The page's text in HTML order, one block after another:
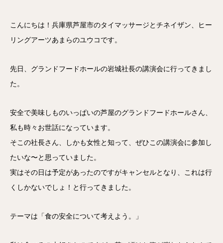
こんにちは！兵庫県芦屋市のタイマッサージとチネイザン、ヒー
リングアーツあまらのユウコです。
先日、グランドフードホールの岩城社長の講演会に行ってきまし
た。
安全で美味しものいっぱいの芦屋のグランドフードホールさん、
私も時々お世話になっています。
そこの社長さん、しかも女性と知って、ぜひこの講演会に参加し
たいな〜と思っていました。
実はその日は予定があったのですがキャンセルとなり、これは行
くしかないでしょ！と行ってきました。
テーマは「食の安全について考えよう。」